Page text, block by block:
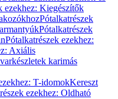
ezekhez: Kiegészítők
Pótalkatrészek
Pótalkatrészek
Pótalkatrészek ezekhez:
Axiális
karimás
T-idomokKereszt
ezekhez: Oldható